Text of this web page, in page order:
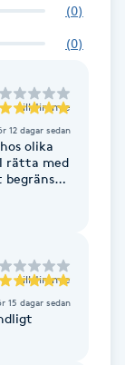
(0)
(0)
till Jimmie
12 dagar sedan
olika
rätta med
jag
till Jimmie
15 dagar sedan